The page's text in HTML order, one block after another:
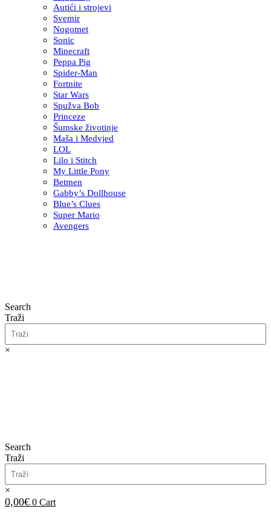
Autići i strojevi
Svemir
Nogomet
Sonic
Minecraft
Peppa Pig
Spider-Man
Fortnite
Star Wars
Spužva Bob
Princeze
Šumske životinje
Maša i Medvjed
LOL
Lilo i Stitch
My Little Pony
Betmen
Gabby’s Dollhouse
Blue’s Clues
Super Mario
Avengers
Search
Traži
×
Search
Traži
×
0,00€ 0 Cart